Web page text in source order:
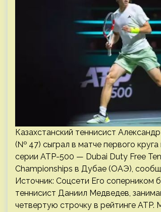
Казахстанский теннисист
(№ 47) сыграл в матче первого
серии ATP-500 — Dubai Duty Free
Championships в Дубае (ОАЭ),
Источник: Соцсети Его соперником
теннисист Даниил Медведев,
четвертую строчку в рейтинге ATP.